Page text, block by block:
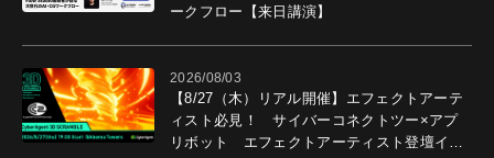
ークフロー【来日講演】
2026/08/03
【8/27（木）リアル開催】エフェクトアーテ
ィスト必見！ サイバーコネクトツー×アプ
リボット エフェクトアーティスト登壇イベ